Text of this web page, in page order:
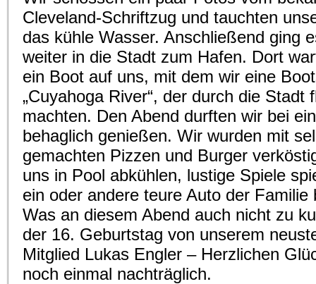
Cleveland-Schriftzug und tauchten
das kühle Wasser. Anschließend ging
weiter in die Stadt zum Hafen. Dort
ein Boot auf uns, mit dem wir eine
„Cuyahoga River“, der durch die Stadt
machten. Den Abend durften wir bei
behaglich genießen. Wir wurden mit
gemachten Pizzen und Burger
uns in Pool abkühlen, lustige Spiele
ein oder andere teure Auto der Familie
Was an diesem Abend auch nicht zu
der 16. Geburtstag von unserem
Mitglied Lukas Engler – Herzlichen
noch einmal nachträglich.